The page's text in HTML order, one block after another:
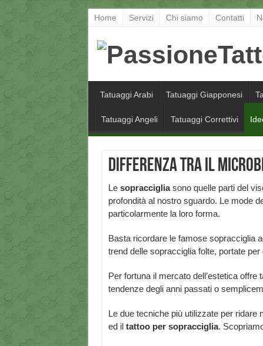
Home Servizi Chi siamo Contatti
Tatuaggi Arabi Tatuaggi Giapponesi
Tatuaggi Angeli Tatuaggi Correttivi
Differenza tra il
Le sopraccigliasono quelle parti del
profondità al nostro sguardo. Le mode
particolarmente la loro forma.
Basta ricordare le famose sopracciglia
trend delle sopracciglia folte, portate
Per fortuna il mercato dell’estetica
tendenze degli anni passati o
Le due tecniche più utilizzate per
ed il tattoo per sopracciglia.